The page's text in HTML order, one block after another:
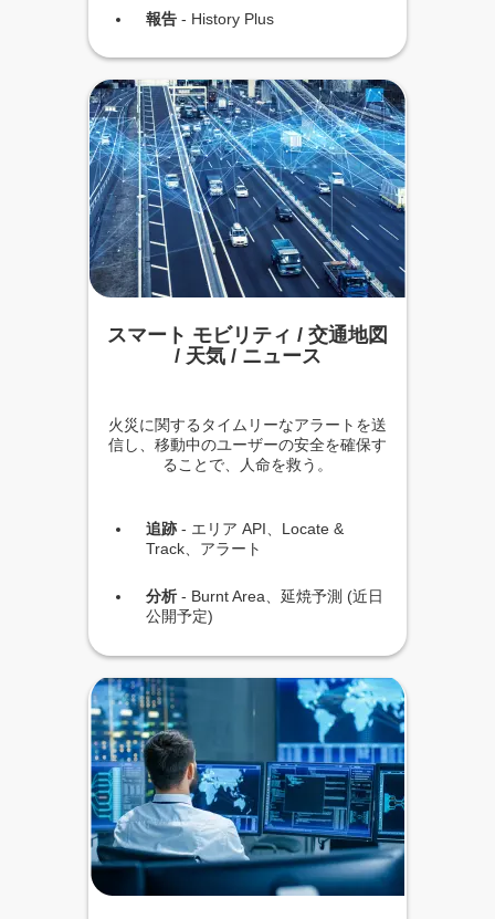
報告 - History Plus
スマート モビリティ / 交通地図
/ 天気 / ニュース
火災に関するタイムリーなアラートを送
信し、移動中のユーザーの安全を確保す
ることで、人命を救う。
追跡 - エリア API、Locate &
Track、アラート
分析 - Burnt Area、延焼予測 (近日
公開予定)